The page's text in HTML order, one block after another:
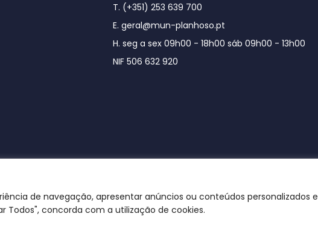
de navegação, apresentar anúncios ou conteúdos personalizados e
Todos", concorda com a utilização de cookies.
T. (+351) 253 639 700
E. geral@mun-planhoso.pt
H. seg a sex 09h00 - 18h00 sáb 09h00 - 13h00
NIF 506 632 920